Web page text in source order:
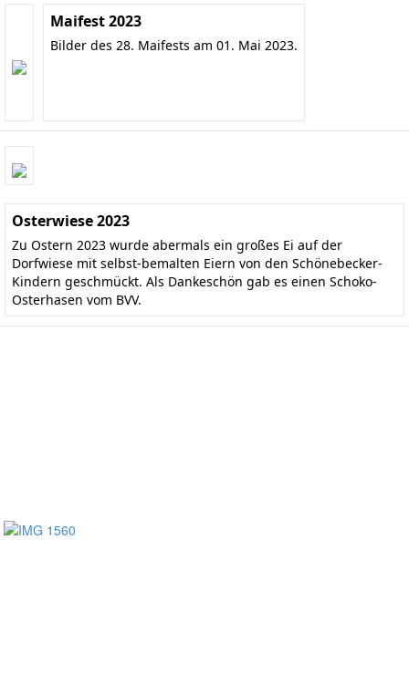
Maifest 2023
Bilder des 28. Maifests am 01. Mai 2023.
Osterwiese 2023
Zu Ostern 2023 wurde abermals ein großes Ei auf der
Dorfwiese mit selbst-bemalten Eiern von den Schönebecker-
Kindern geschmückt. Als Dankeschön gab es einen Schoko-
Osterhasen vom BVV.